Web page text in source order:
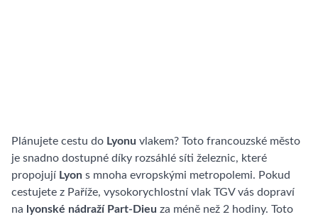
Plánujete cestu do Lyonu vlakem? Toto francouzské město
je snadno dostupné díky rozsáhlé síti železnic, které
propojují Lyon s mnoha evropskými metropolemi. Pokud
cestujete z Paříže, vysokorychlostní vlak TGV vás dopraví
na lyonské nádraží Part-Dieu za méně než 2 hodiny. Toto